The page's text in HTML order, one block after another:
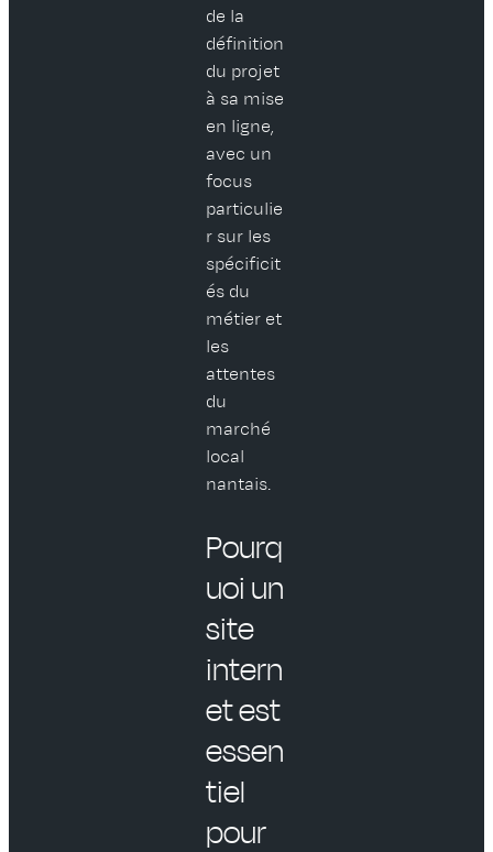
de la
définition
du projet
à sa mise
en ligne,
avec un
focus
particulie
r sur les
spécificit
és du
métier et
les
attentes
du
marché
local
nantais.
Pourq
uoi un
site
intern
et est
essen
tiel
pour